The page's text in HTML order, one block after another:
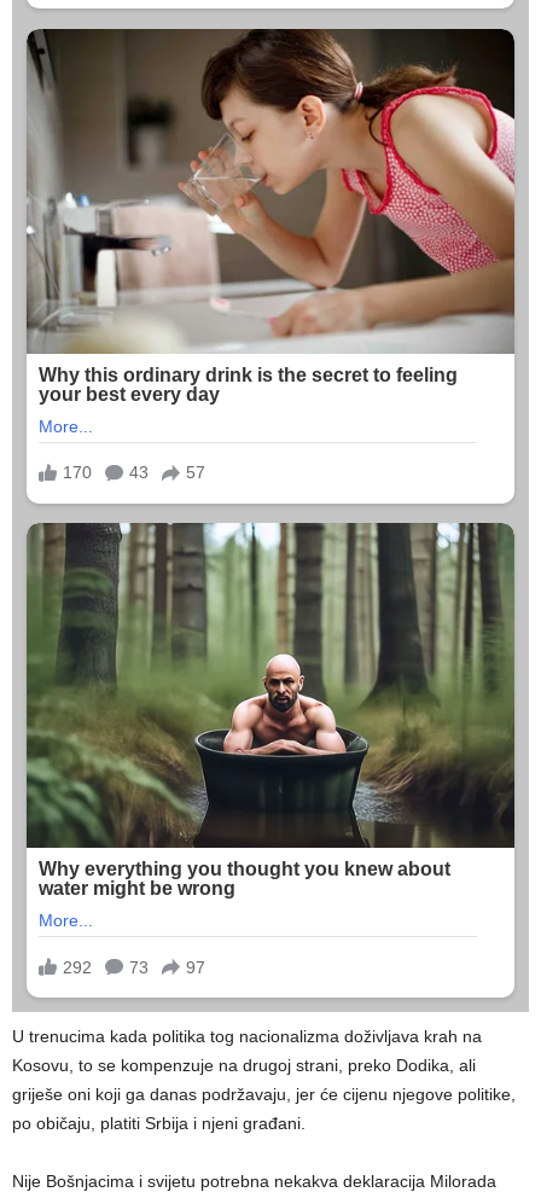
U trenucima kada politika tog nacionalizma doživljava krah na
Kosovu, to se kompenzuje na drugoj strani, preko Dodika, ali
griješe oni koji ga danas podržavaju, jer će cijenu njegove politike,
po običaju, platiti Srbija i njeni građani.
Nije Bošnjacima i svijetu potrebna nekakva deklaracija Milorada